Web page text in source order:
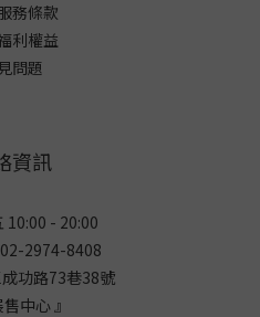
務條款
利權益
問題
資訊
10:00 - 20:00
2974-8408
功路73巷38號
售中心 』